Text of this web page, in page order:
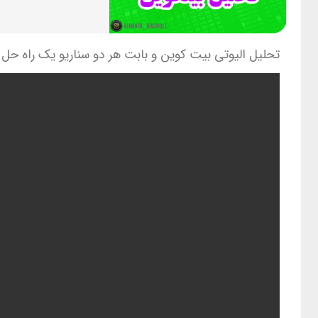
تحلیل الیوتی بیت کوین و بابت هر دو سناریو یک راه